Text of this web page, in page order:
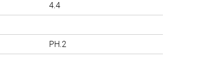
4.4
PH.2